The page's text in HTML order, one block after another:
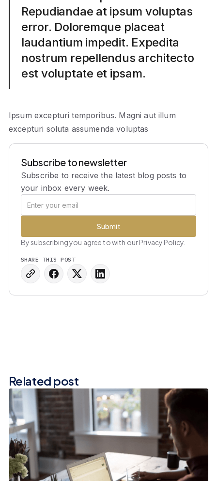
Subscribe to newsletter
Subscribe to receive the latest blog posts to
your inbox every week.
By subscribing you agree to with our Privacy Policy.
SHARE THIS POST
Repudiandae at ipsum voluptas
error. Doloremque placeat
laudantium impedit. Expedita
nostrum repellendus architecto
est voluptate et ipsam.
Ipsum excepturi temporibus. Magni aut illum
excepturi soluta assumenda voluptas
Related post